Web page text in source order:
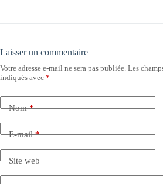
Laisser un commentaire
Votre adresse e-mail ne sera pas publiée. Les
indiqués avec *
Nom*
E-mail*
Site web